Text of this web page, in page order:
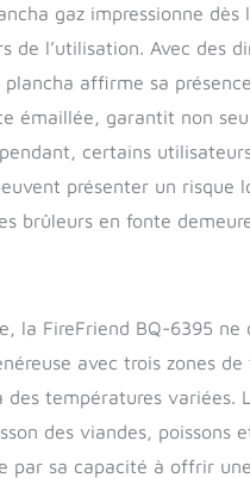
gaz impressionne
de l’utilisation. Avec des
affirme sa
émaillée, garantit non
certains
présenter un risque
brûleurs en fonte
la FireFriend BQ-6395
avec trois zones
températures
des viandes,
par sa capacité à offrir